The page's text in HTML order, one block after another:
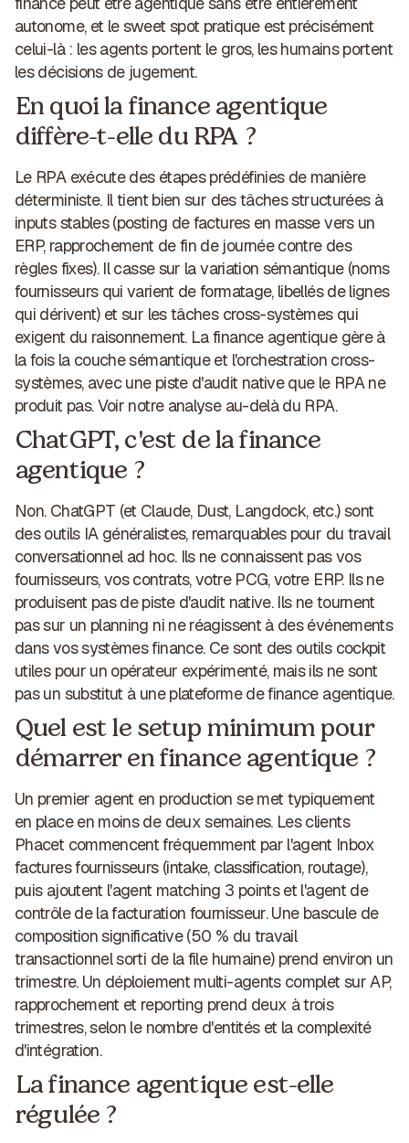
autonome, et le sweet spot pratique est précisément
celui-là : les agents portent le gros, les humains portent
les décisions de jugement.
En quoi la finance agentique
diffère-t-elle du RPA ?
Le RPA exécute des étapes prédéfinies de manière
déterministe. Il tient bien sur des tâches structurées à
inputs stables (posting de factures en masse vers un
ERP, rapprochement de fin de journée contre des
règles fixes). Il casse sur la variation sémantique (noms
fournisseurs qui varient de formatage, libellés de lignes
qui dérivent) et sur les tâches cross-systèmes qui
exigent du raisonnement. La finance agentique gère à
la fois la couche sémantique et l'orchestration cross-
systèmes, avec une piste d'audit native que le RPA ne
produit pas. Voir notre analyse au-delà du RPA.
ChatGPT, c'est de la finance
agentique ?
Non. ChatGPT (et Claude, Dust, Langdock, etc.) sont
des outils IA généralistes, remarquables pour du travail
conversationnel ad hoc. Ils ne connaissent pas vos
fournisseurs, vos contrats, votre PCG, votre ERP. Ils ne
produisent pas de piste d'audit native. Ils ne tournent
pas sur un planning ni ne réagissent à des événements
dans vos systèmes finance. Ce sont des outils cockpit
utiles pour un opérateur expérimenté, mais ils ne sont
pas un substitut à une plateforme de finance agentique.
Quel est le setup minimum pour
démarrer en finance agentique ?
Un premier agent en production se met typiquement
en place en moins de deux semaines. Les clients
Phacet commencent fréquemment par l'agent Inbox
factures fournisseurs(intake, classification, routage),
puis ajoutent l'agent matching 3 points et l'agent de
contrôle de la facturation fournisseur. Une bascule de
composition significative (50 % du travail
transactionnel sorti de la file humaine) prend environ un
trimestre. Un déploiement multi-agents complet sur AP,
rapprochement et reporting prend deux à trois
trimestres, selon le nombre d'entités et la complexité
d'intégration.
La finance agentique est-elle
régulée ?